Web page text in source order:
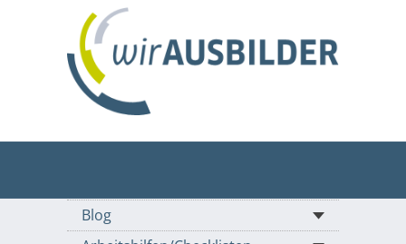
Blog